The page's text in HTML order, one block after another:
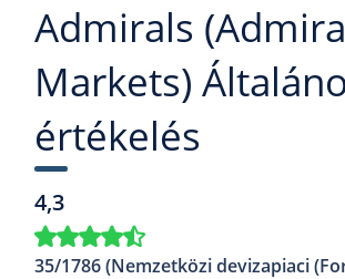
Admirals
Markets)
értékelés
4,3
35/1786 (Nemzetközi devizapiaci